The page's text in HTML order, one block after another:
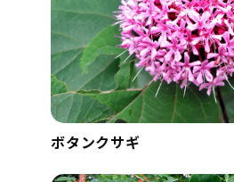
ボタンクサギ